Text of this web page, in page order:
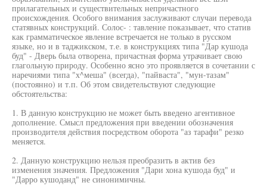
прилагательных и существительных непричастного
происхождения. Особого внимания заслуживают случаи перевода
статявных конструкций. Солос- : тавление показывает, что статив
как грамматическое явление встречается не только в русском
языке, но и в таджикском, т.е. в конструкциях типа "Дар кушода
буд" - Дверь была отворена, причастная форма утрачивает свою
глагольную природу. Особенно ясно это проявляется в сочетании с
наречиями типа "х^меша" (всегда), "пайваста", "мун-тазам"
(постоянно) и т.п. Об этом свидетельствуют следующие
обстоятельства:
1. В данную конструкцию не может быть введено агентивное
дополнение. Смысл предложения при введении обозначения
производителя действия посредством оборота "аз тарафи" резко
меняется.
2. Данную конструкцию нельзя преобразить в актив без
изменения значения. Предложения "Дари хона кушода буд" и
"Дарро кушоданд" не синонимичны.